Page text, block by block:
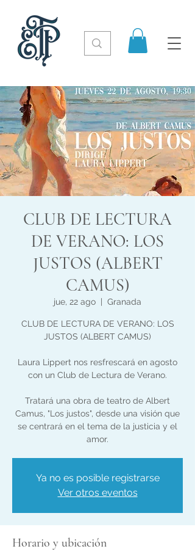
CLUB DE LECTURA
DE VERANO: LOS
JUSTOS (ALBERT
CAMUS)
jue, 22 ago Granada
CLUB DE LECTURA DE VERANO: LOS
JUSTOS (ALBERT CAMUS)
Laura Lippert nos resfrescará en agosto
con un Club de Lectura de Verano.
Tratará una obra de teatro de Albert
Camus, "Los justos", desde una visión que
se centrará en el tema de la justicia y el
amor.
Ya no es posible registrarse
Ver otros eventos
Horario y ubicación